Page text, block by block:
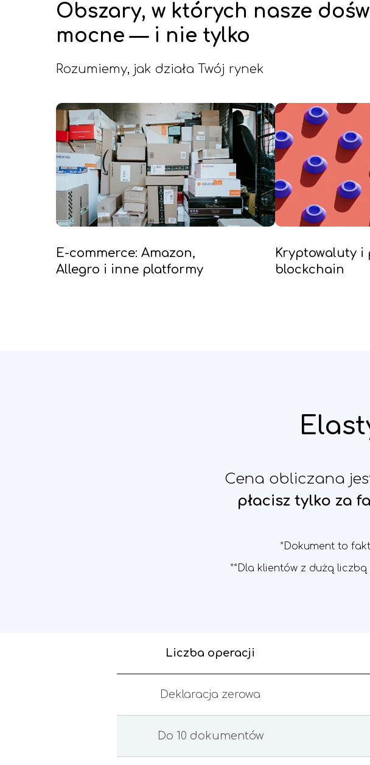
Obszary, w których nasze
mocne — i nie tylko
Rozumiemy, jak działa Twój rynek
E-commerce: Amazon,
Allegro i inne platformy
Kryptowaluty i
blockchain
Cena obliczana
płacisz tylko za
*Dokument to
**Dla klientów z dużą
Liczba operacji
Deklaracja zerowa
Do 10 dokumentów